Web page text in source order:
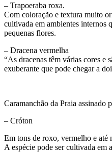
– Trapoeraba roxa.
Com coloração e textura muito
cultivada em ambientes internos
pequenas flores.
– Dracena vermelha
“As dracenas têm várias cores e
exuberante que pode chegar a
Caramanchão da Praia
– Cróton
Em tons de roxo, vermelho e até
A espécie pode ser cultivada em